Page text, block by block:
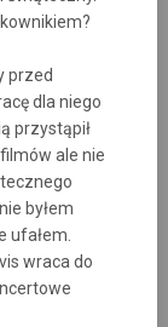
przed
dla niego
przystąpił
ale nie
byłem
ufałem.
wraca do